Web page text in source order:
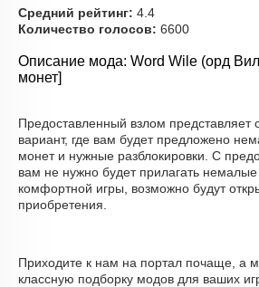
Средний рейтинг: 4.4
Количество голосов: 6600
Описание мода: Word Wile (орд
монет]
Предоставленный взлом представляет
вариант, где вам будет предложено
монет и нужные разблокировки. С
вам не нужно будет прилагать
комфортной игры, возможно будут
приобретения.
Приходите к нам на портал почаще, а
классную подборку модов для ваших